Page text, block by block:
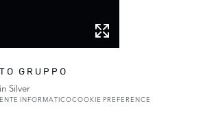
GRUPPO
Silver
INFORMATICOCOOKIE PREFERENCE